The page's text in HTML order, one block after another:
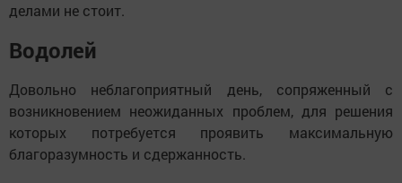
делами не стоит.
Водолей
Довольно неблагоприятный день, сопряженный с
возникновением неожиданных проблем, для решения
которых потребуется проявить максимальную
благоразумность и сдержанность.